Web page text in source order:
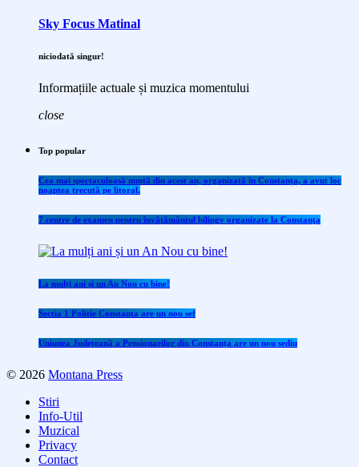
Sky Focus Matinal
niciodată singur!
Informațiile actuale și muzica momentului
close
Top popular
Cea mai spectaculoasă nuntă din acest an, organizată în Constanța, a avut loc
noaptea trecută pe litoral.
7 centre de examen pentru învăţământul bilingv organizate la Constanţa
La mulți ani și un An Nou cu bine!
Sectia 1 Politie Constanta are un nou sef
Uniunea Județeană a Pensionarilor din Constanța are un nou sediu
© 2026 Montana Press
Stiri
Info-Util
Muzical
Privacy
Contact